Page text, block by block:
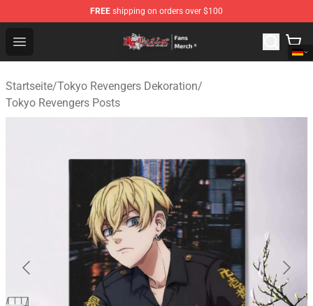
FREE shipping on orders over $100
Open menu
Tokyo Revengers Store - Official Tokyo Revengers
Startseite/Tokyo Revengers Dekoration/
Tokyo Revengers Posts